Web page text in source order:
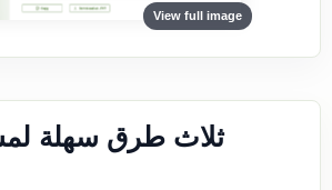
View full image
ثلاث طرق سهلة